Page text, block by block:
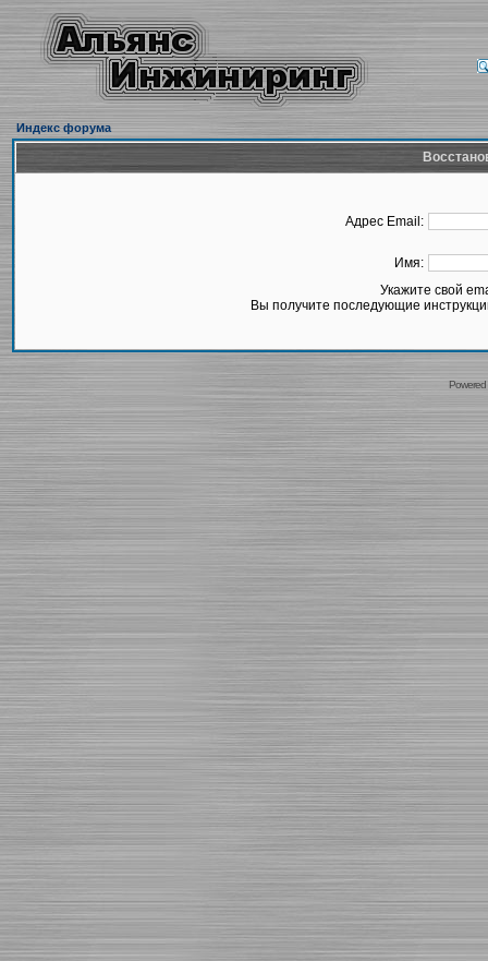
Индекс форума
Адрес Email:
Имя:
Укажите свой
Вы получите последующие